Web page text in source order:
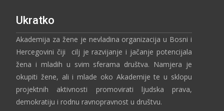
Ukratko
Akademija za žene je nevladina organizacija u Bosni i
Hercegovini čiji cilj je razvijanje i jačanje potencijala
žena i mladih u svim sferama društva. Namjera je
okupiti žene, ali i mlade oko Akademije te u sklopu
projektnih aktivnosti promovirati ljudska prava,
demokratiju i rodnu ravnopravnost u društvu.